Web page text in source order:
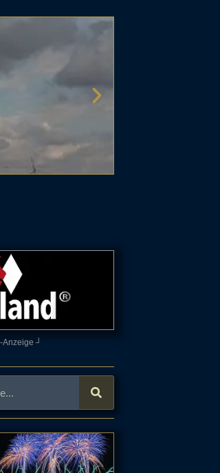
Anzeige ┘